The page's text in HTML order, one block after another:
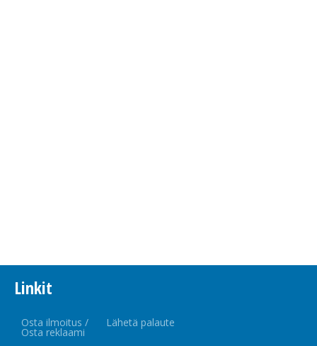
Linkit
Osta ilmoitus /
Osta reklaami
Lähetä palaute